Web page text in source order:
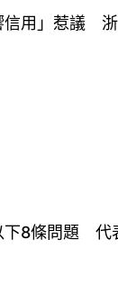
信用」惹議
8條問題 代